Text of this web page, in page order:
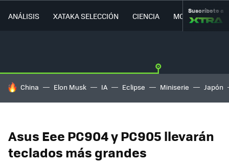
ANÁLISIS XATAKA SELECCIÓN CIENCIA MOVILIDAD
Suscríbete a
HOY SE HABLA DE
China Elon Musk IA Eclipse Miniserie Japón
Asus Eee PC904 y PC905 llevarán
teclados más grandes